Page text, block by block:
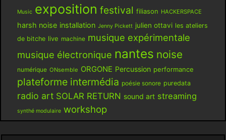
Music exposition festival filiason HACKERSPACE
harsh noise installation Jenny Pickett julien ottavi les ateliers
de bitche live machine musique expérimentale
musique électronique nantes noise
numérique ONsemble ORGONE Percussion performance
plateforme intermédia poésie sonore puredata
radio art SOLAR RETURN sound art streaming
synthé modulaire workshop